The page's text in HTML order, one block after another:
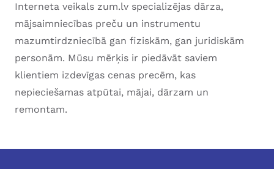
Interneta veikals zum.lv specializējas dārza,
mājsaimniecības preču un instrumentu
mazumtirdzniecībā gan fiziskām, gan juridiskām
personām. Mūsu mērķis ir piedāvāt saviem
klientiem izdevīgas cenas precēm, kas
nepieciešamas atpūtai, mājai, dārzam un
remontam.